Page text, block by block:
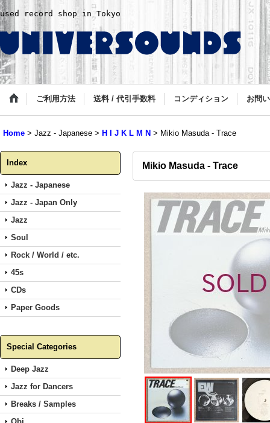
used record shop in Tokyo
ご利用方法 送料 / 代引手数料 コンディション お問
Home > Jazz - Japanese > H I J K L M N > Mikio Masuda - Trace
Index
Jazz - Japanese
Jazz - Japan Only
Jazz
Soul
Rock / World / etc.
45s
CDs
Paper Goods
Special Categories
Deep Jazz
Jazz for Dancers
Breaks / Samples
Mikio Masuda - Trace